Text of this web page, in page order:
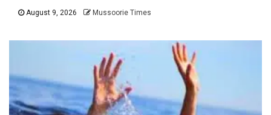
August 9, 2026 Mussoorie Times